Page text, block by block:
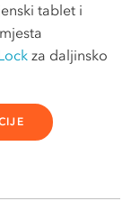
tablet i
za daljinsko